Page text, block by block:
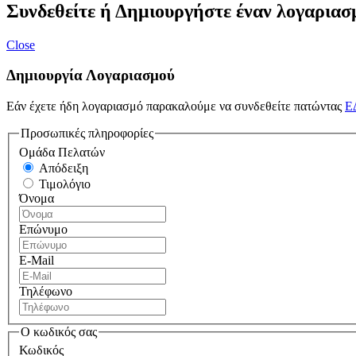
Συνδεθείτε ή Δημιουργήστε έναν
Close
Δημιουργία Λογαριασμού
Εάν έχετε ήδη λογαριασμό παρακαλούμε να συνδεθείτε πατώντας
Προσωπικές πληροφορίες
Ομάδα Πελατών
Απόδειξη
Τιμολόγιο
Όνομα
Επώνυμο
E-Mail
Τηλέφωνο
Ο κωδικός σας
Κωδικός